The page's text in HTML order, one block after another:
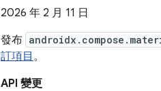
2026 年 2 月 11 日
發布
訂項目 。
API 變更